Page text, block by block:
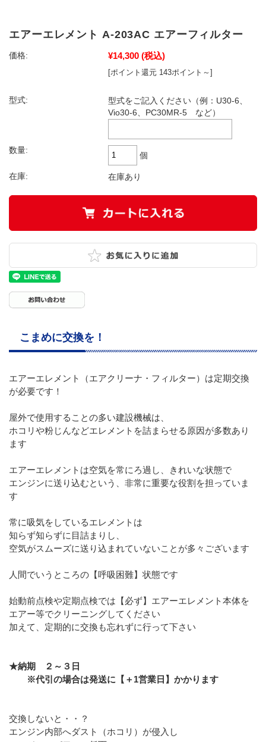
エアーエレメント A-203AC エアーフィルター
価格: ¥14,300 (税込)
[ポイント還元 143ポイント～]
型式:
型式をご記入ください（例：U30-6、
Vio30-6、PC30MR-5 など）
数量:
個
在庫: 在庫あり
こまめに交換を！
エアーエレメント（エアクリーナ・フィルター）は定期交換
が必要です！
屋外で使用することの多い建設機械は、
ホコリや粉じんなどエレメントを詰まらせる原因が多数あり
ます
エアーエレメントは空気を常にろ過し、きれいな状態で
エンジンに送り込むという、非常に重要な役割を担っていま
す
常に吸気をしているエレメントは
知らず知らずに目詰まりし、
空気がスムーズに送り込まれていないことが多々ございます
人間でいうところの【呼吸困難】状態です
始動前点検や定期点検では【必ず】エアーエレメント本体を
エアー等でクリーニングしてください
加えて、定期的に交換も忘れずに行って下さい
★納期 ２～３日
※代引の場合は発送に【＋1営業日】かかります
交換しないと・・？
エンジン内部へダスト（ホコリ）が侵入し